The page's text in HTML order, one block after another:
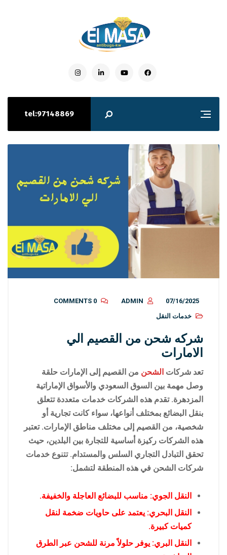
tel:97148869
07/16/2025
ADMIN
0 COMMENTS
خدمات النقل
شركه شحن من القصيم الي
الامارات
تعد شركات الشحن من القصيم إلى الإمارات حلقة
وصل مهمة بين السوق السعودي والأسواق الإماراتية
المزدهرة. تقدم هذه الشركات خدمات متعددة تتعلق
بنقل البضائع بمختلف أنواعها، سواء كانت تجارية أو
شخصية، من القصيم إلى مختلف مناطق الإمارات. تعتبر
هذه الشركات ركيزة أساسية للتجارة بين البلدين، حيث
تحقق التبادل التجاري السلس والمستدام. تتنوع خدمات
شركات الشحن في هذه المنطقة لتشمل:
النقل الجوي: مناسب للبضائع العاجلة والخفيفة.
النقل البحري: يعتمد على حاويات ضخمة لنقل
كميات كبيرة.
النقل البري: يوفر حلولاً مرنة للشحن عبر الطرق